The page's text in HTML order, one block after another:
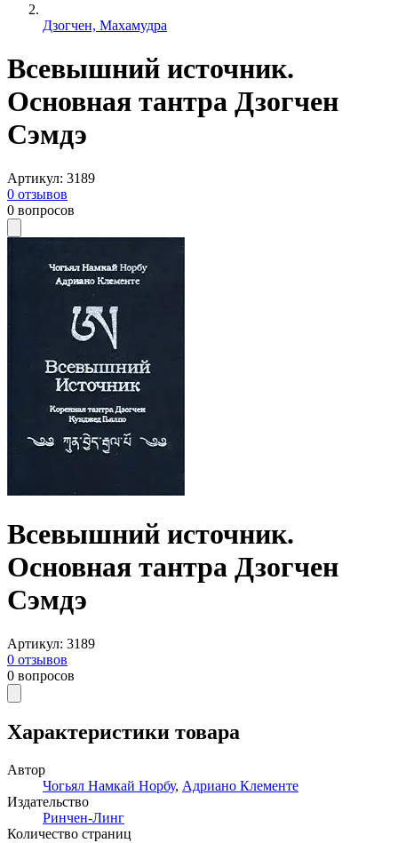
Дзогчен, Махамудра
Всевышний источник.
Основная тантра Дзогчен
Сэмдэ
Артикул: 3189
0 отзывов
0 вопросов
Всевышний источник.
Основная тантра Дзогчен
Сэмдэ
Артикул: 3189
0 отзывов
0 вопросов
Характеристики товара
Автор
Чогьял Намкай Норбу, Адриано Клементе
Издательство
Ринчен-Линг
Количество страниц